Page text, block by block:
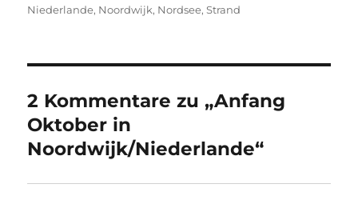
Niederlande, Noordwijk, Nordsee,Strand
2 Kommentare zu „Anfang
Oktober in
Noordwijk/Niederlande“